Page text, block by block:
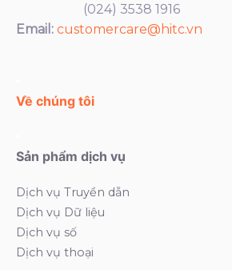
(024) 3538 1916
Email: customercare@hitc.vn
Về chúng tôi
Sản phẩm dịch vụ
Dịch vụ Truyền dẫn
Dịch vụ Dữ liệu
Dịch vụ số
Dịch vụ thoại